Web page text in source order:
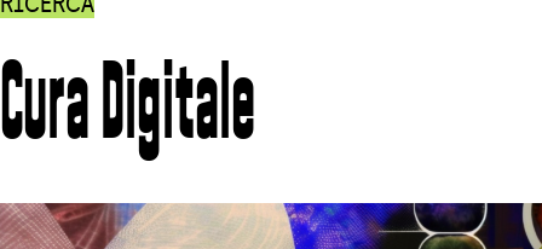
Cura Digitale